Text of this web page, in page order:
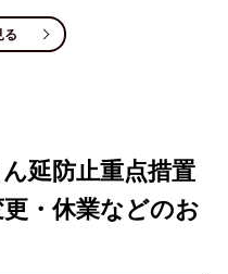
る
延防止重点措置
・休業などのお